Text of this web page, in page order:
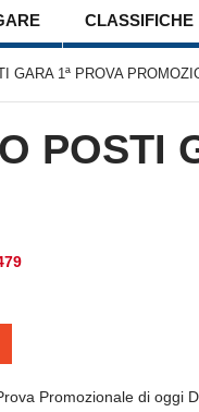
CLASSIFICHE
GARA 1ª PROVA
POSTI
Promozionale di oggi